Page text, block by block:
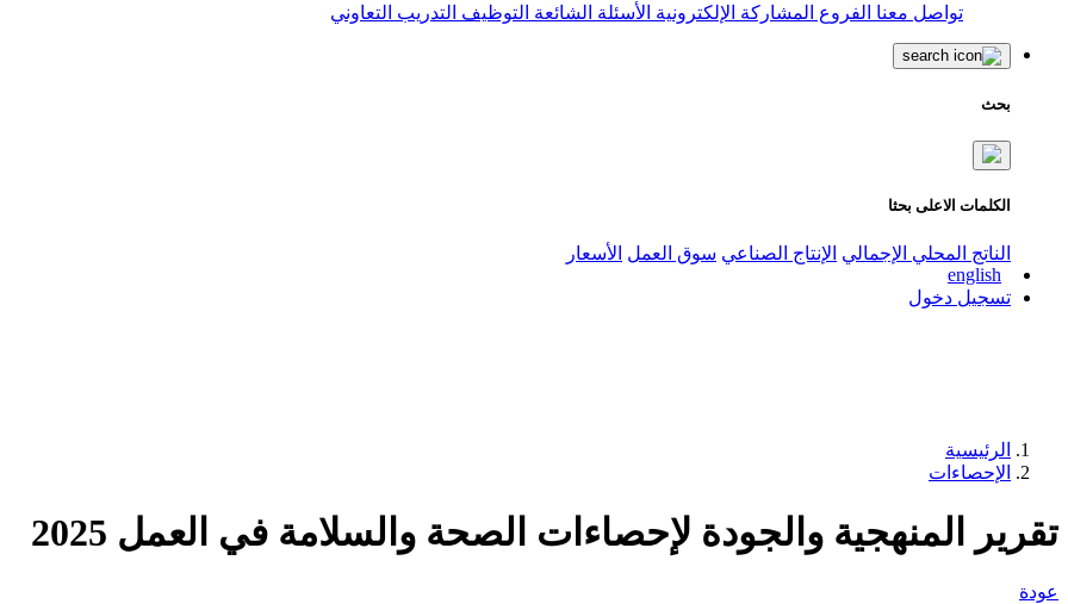
تواصل معنا الفروع المشاركة الإلكترونية الأسئلة الشائعة التوظيف التدريب التعاوني
بحث
الكلمات الاعلى بحثا
الناتج المحلي الإجمالي الإنتاج الصناعي سوق العمل الأسعار
english
تسجيل دخول
الرئيسية
الإحصاءات
تقرير المنهجية والجودة لإحصاءات الصحة والسلامة في العمل 2025
عودة